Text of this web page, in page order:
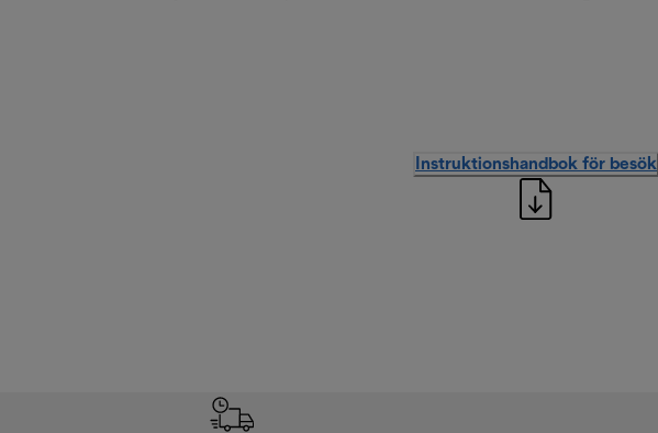
Instruktionshandbok för besök